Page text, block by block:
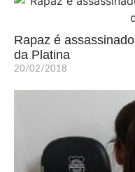
Rapaz é
da Platina
20/02/2018